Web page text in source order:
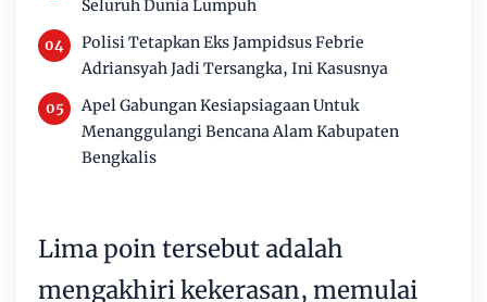
Seluruh Dunia Lumpuh
Polisi Tetapkan Eks Jampidsus Febrie
Adriansyah Jadi Tersangka, Ini Kasusnya
Apel Gabungan Kesiapsiagaan Untuk
Menanggulangi Bencana Alam Kabupaten
Bengkalis
Lima poin tersebut adalah
mengakhiri kekerasan, memulai